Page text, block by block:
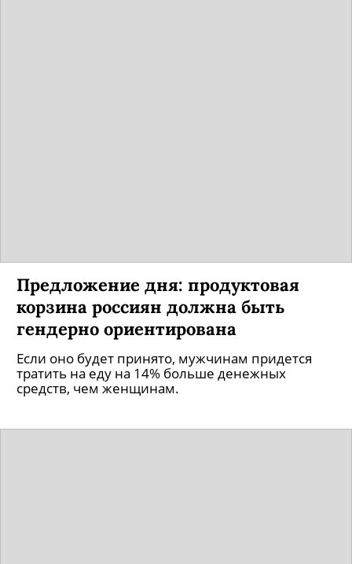
Предложение дня: продуктовая
корзина россиян должна быть
гендерно ориентирована
Если оно будет принято, мужчинам придется
тратить на еду на 14% больше денежных
средств, чем женщинам.